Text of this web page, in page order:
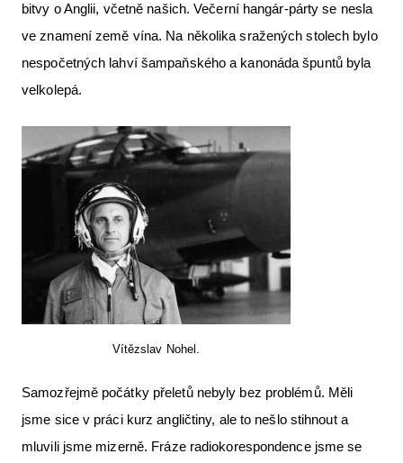
bitvy o Anglii, včetně našich. Večerní hangár-párty se nesla
ve znamení země vína. Na několika sražených stolech bylo
nespočetných lahví šampaňského a kanonáda špuntů byla
velkolepá.
Vítězslav Nohel.
Samozřejmě počátky přeletů nebyly bez problémů. Měli
jsme sice v práci kurz angličtiny, ale to nešlo stihnout a
mluvili jsme mizerně. Fráze radiokorespondence jsme se